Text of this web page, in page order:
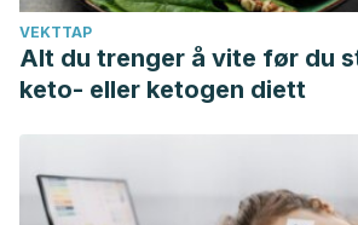
VEKTTAP
Alt du trenger å vite før du
keto- eller ketogen diett